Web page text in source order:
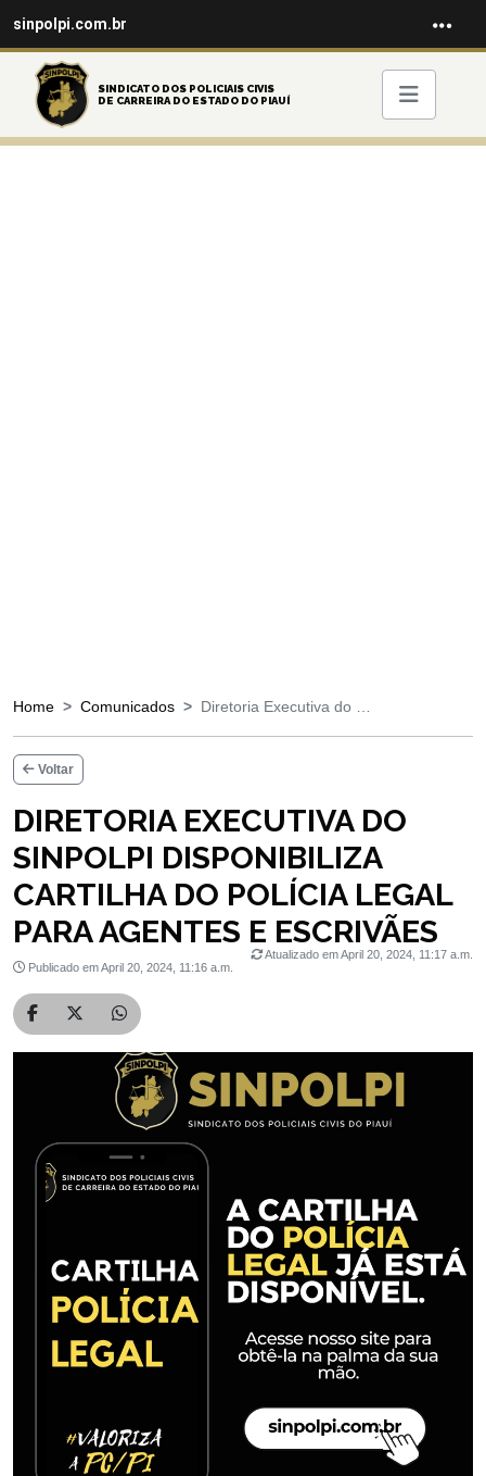
sinpolpi.com.br
SINDICATO DOS POLICIAIS CIVIS
DE CARREIRA DO ESTADO DO PIAUÍ
Home Comunicados Diretoria Executiva do …
Voltar
DIRETORIA EXECUTIVA DO
SINPOLPI DISPONIBILIZA
CARTILHA DO POLÍCIA LEGAL
PARA AGENTES E ESCRIVÃES
Publicado em April 20, 2024, 11:16 a.m.
Atualizado em April 20, 2024, 11:17 a.m.
Compartilhar no Facebook
Compartilhar no Twitter
Compartilhar no WhatsApp